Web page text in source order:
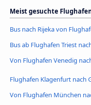
Meist gesuchte
Bus nach Rijeka von
Bus ab Flughafen Triest
Von Flughafen Venedig
Flughafen Klagenfurt nach
Von Flughafen München